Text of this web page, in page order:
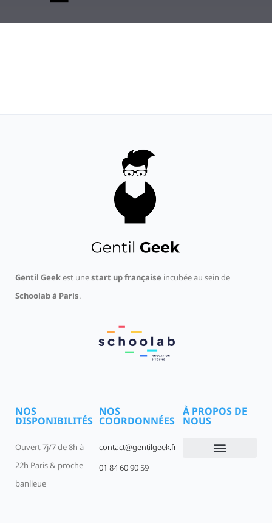
Gentil Geekest unestart up française incubée au sein de
Schoolab à Paris.
NOS
DISPONIBILITÉS
Ouvert 7j/7 de 8h à
22h Paris & proche
banlieue
NOS
COORDONNÉES
contact@gentilgeek.fr
01 84 60 90 59
À PROPOS DE
NOUS